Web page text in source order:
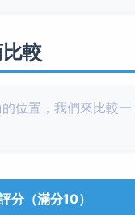
較
位置，我們來比較
分（滿分10）